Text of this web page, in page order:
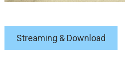
Streaming & Download